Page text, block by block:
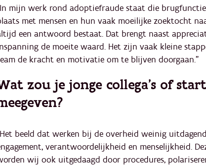
mijn werk rond adoptiefraude staat die brugfunctie
met mensen en hun vaak moeilijke zoektocht
een antwoord bestaat. Dat brengt naast
de moeite waard. Het zijn vaak kleine
de kracht en motivatie om te blijven doorgaan."
zou je jonge collega’s of
beeld dat werken bij de overheid weinig
verantwoordelijkheid en menselijkheid.
wij ook uitgedaagd door procedures,